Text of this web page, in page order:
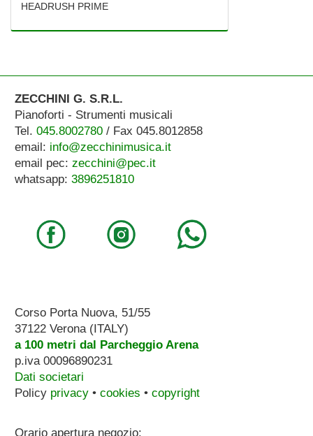
HEADRUSH PRIME
ZECCHINI G. S.R.L.
Pianoforti - Strumenti musicali
Tel. 045.8002780/ Fax 045.8012858
email: info@zecchinimusica.it
email pec: zecchini@pec.it
whatsapp: 3896251810
Corso Porta Nuova, 51/55
37122 Verona (ITALY)
a 100 metri dal Parcheggio Arena
p.iva 00096890231
Dati societari
Policy privacy• cookies • copyright
Orario apertura negozio: